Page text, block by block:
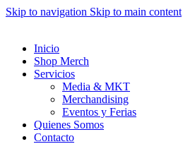
Skip to navigation Skip to main content
Inicio
Shop Merch
Servicios
Media & MKT
Merchandising
Eventos y Ferias
Quienes Somos
Contacto